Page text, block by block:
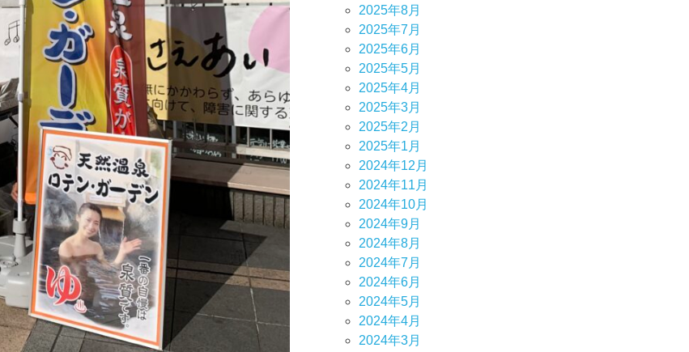
2025年8月
2025年7月
2025年6月
2025年5月
2025年4月
2025年3月
2025年2月
2025年1月
2024年12月
2024年11月
2024年10月
2024年9月
2024年8月
2024年7月
2024年6月
2024年5月
2024年4月
2024年3月